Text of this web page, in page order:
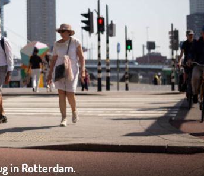
in Rotterdam.